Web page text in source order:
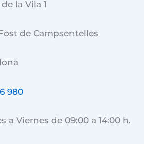
la Vila 1
de Campsentelles
980
a Viernes de 09:00 a 14:00 h.